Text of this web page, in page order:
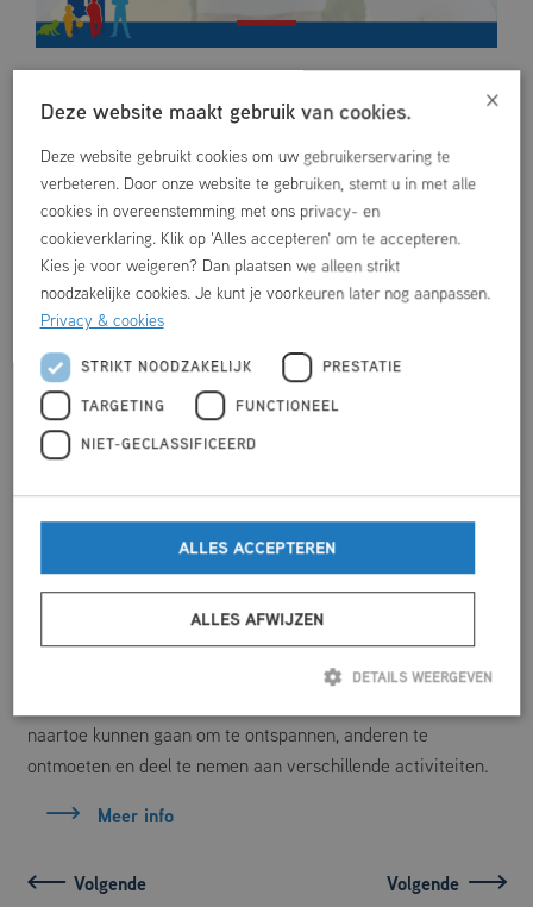
WAT ER NOG MEER TE DOEN IS
12/06/2026 15:00
Tienermiddag 10-14 jaar
Elke Vrijdag: Tienermiddag 10-14 jaar van 15:00-17:30
The HangOut is een jongerencentrum waar jongeren tussen
naartoe kunnen gaan om te ontspannen, anderen te
ontmoeten en deel te nemen aan verschillende activiteiten.
Meer info
×
Deze website maakt gebruik van cookies.
Deze website gebruikt cookies om uw gebruikerservaring te
verbeteren. Door onze website te gebruiken, stemt u in met alle
cookies in overeenstemming met ons privacy- en
cookieverklaring. Klik op 'Alles accepteren' om te accepteren.
Kies je voor weigeren? Dan plaatsen we alleen strikt
noodzakelijke cookies. Je kunt je voorkeuren later nog aanpassen.
Privacy & cookies
STRIKT NOODZAKELIJK PRESTATIE
TARGETING FUNCTIONEEL
NIET-GECLASSIFICEERD
ALLES ACCEPTEREN
ALLES AFWIJZEN
DETAILS WEERGEVEN
Strikt noodzakelijk Targeting
Functioneel